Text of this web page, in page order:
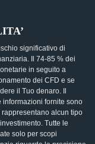
significativo di
Il 74-85 % dei
in seguito a
dei CFD e se
il Tuo denaro. Il
fornite sono
alcun tipo
Tutte le
solo per scopi